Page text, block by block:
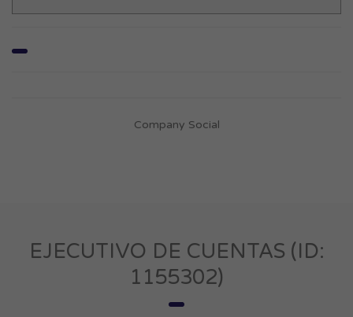
Company Social
EJECUTIVO DE CUENTAS (ID:
1155302)